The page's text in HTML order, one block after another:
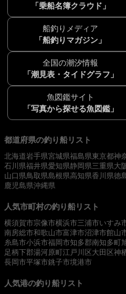
「乗船名簿クラウド」
船釣りメディア
「船釣りマガジン」
全国の潮汐情報
「潮見表・タイドグラフ」
魚図鑑サイト
「写真から探せる魚図鑑」
都道府県の釣り船リスト
北海道岩手県宮城県福島県東京都神
石川県福井県愛知県静岡県三重県大
山口県鳥取県島根県高知県香川県徳
鹿児島県沖縄県
人気市町村の釣り船リスト
横須賀市宗像市横浜市三浦市いすみ
南房総市和歌山市富津市沼津市館山
糸島市小浜市福岡市知多郡南知多町
足柄下郡湯河原町江戸川区大田区神
長岡市平塚市銚子市境港市
人気港の釣り船リスト